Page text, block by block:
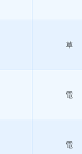
草
電
電